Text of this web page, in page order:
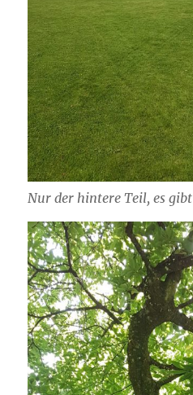
Nur der hintere Teil, es